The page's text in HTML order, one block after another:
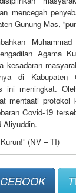
mencegah
Gunung Mas,
Agama
kesadaran
di Kabupaten
ini meningkat.
mentaati protokol
Covid-19
Aliyuddin.
(NV – TI)